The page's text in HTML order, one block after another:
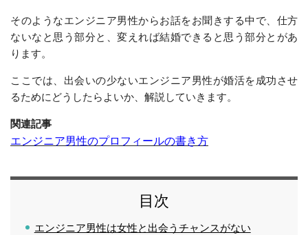
そのようなエンジニア男性からお話をお聞きする中で、仕方
ないなと思う部分と、変えれば結婚できると思う部分とがあ
ります。
ここでは、出会いの少ないエンジニア男性が婚活を成功させ
るためにどうしたらよいか、解説していきます。
関連記事
エンジニア男性のプロフィールの書き方
目次
エンジニア男性は女性と出会うチャンスがない